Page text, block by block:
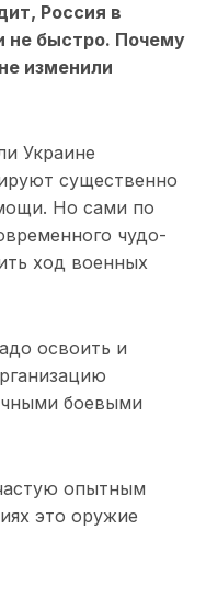
Россия в
не быстро. Почему
изменили
Украине
существенно
Но сами по
чудо-
ход военных
освоить и
боевыми
опытным
это оружие